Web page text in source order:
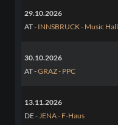
29.10.2026
AT - INNSBRUCK - Music Hall
30.10.2026
AT -GRAZ - PPC
13.11.2026
DE -JENA - F-Haus